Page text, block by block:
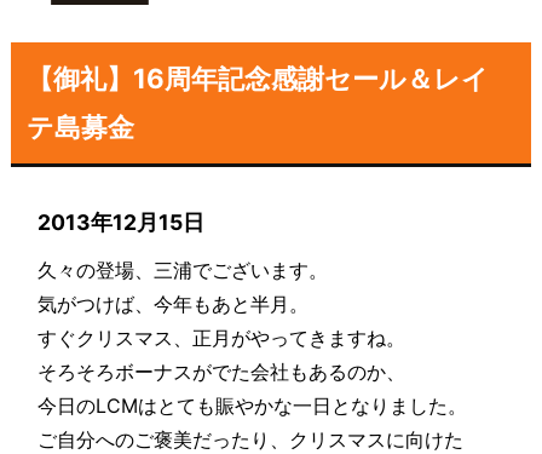
【御礼】16周年記念感謝セール＆レイ
テ島募金
2013年12月15日
久々の登場、三浦でございます。
気がつけば、今年もあと半月。
すぐクリスマス、正月がやってきますね。
そろそろボーナスがでた会社もあるのか、
今日のLCMはとても賑やかな一日となりました。
ご自分へのご褒美だったり、クリスマスに向けた